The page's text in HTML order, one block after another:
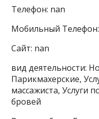
Телефон: nan
Мобильный Телефон:
Сайт: nan
вид деятельности:
Парикмахерские,
массажиста, Услуги
бровей